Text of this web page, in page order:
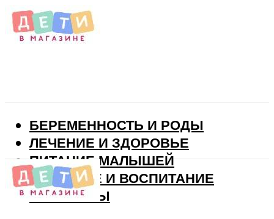
БЕРЕМЕННОСТЬ И РОДЫ
ЛЕЧЕНИЕ И ЗДОРОВЬЕ
ПИТАНИЕ МАЛЫШЕЙ
РАЗВИТИЕ И ВОСПИТАНИЕ
ВИТАМИНЫ